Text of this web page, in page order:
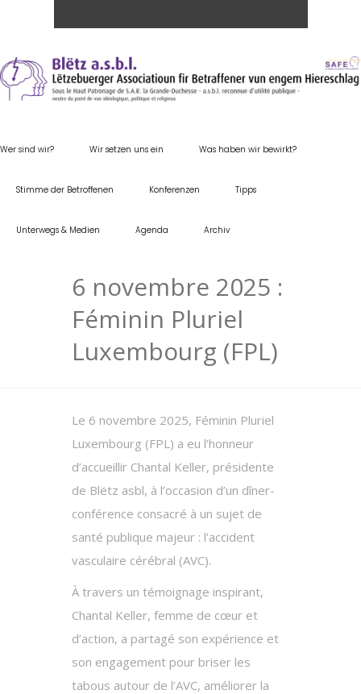
Wer sind wir? Wir setzen uns ein Was haben wir bewirkt?
Stimme der Betroffenen Konferenzen Tipps
Unterwegs & Medien Agenda Archiv
6 novembre 2025 :
Féminin Pluriel
Luxembourg (FPL)
Le 6 novembre 2025, Féminin Pluriel
Luxembourg (FPL) a eu l’honneur
d’accueillir Chantal Keller, présidente
de Blëtz asbl, à l’occasion d’un dîner-
conférence consacré à un sujet de
santé publique majeur : l’accident
vasculaire cérébral (AVC).
À travers un témoignage inspirant,
Chantal Keller, femme de cœur et
d’action, a partagé son expérience et
son engagement pour briser les
tabous autour de l’AVC, améliorer la